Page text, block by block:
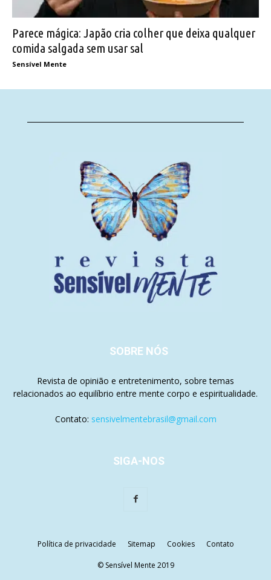
Parece mágica: Japão cria colher que deixa qualquer
comida salgada sem usar sal
Sensível Mente
SOBRE NÓS
Revista de opinião e entretenimento, sobre temas
relacionados ao equilíbrio entre mente corpo e espiritualidade.
Contato: sensivelmentebrasil@gmail.com
SIGA-NOS
Política de privacidade Sitemap Cookies Contato
© Sensível Mente 2019